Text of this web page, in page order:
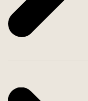
Utöver detta har
takterrass som
tillställningar och
stunder i solen.